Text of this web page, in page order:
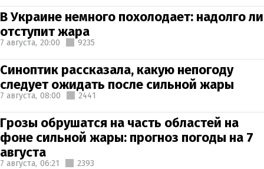
В Украине немного похолодает: надолго ли
отступит жара
7 августа, 20:00 9235
Синоптик рассказала, какую непогоду
следует ожидать после сильной жары
7 августа, 08:00 2441
Грозы обрушатся на часть областей на
фоне сильной жары: прогноз погоды на 7
августа
7 августа, 06:21 2393